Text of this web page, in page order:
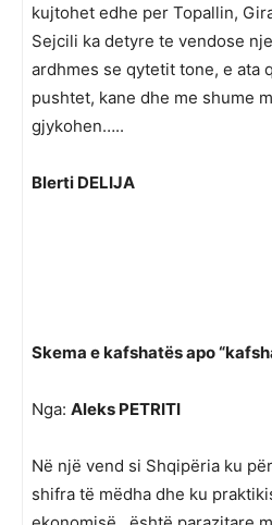
kujtohet edhe per Topallin,
Sejcili ka detyre te vendose
ardhmes se qytetit tone, e ata
pushtet, kane dhe me shume
gjykohen…..
Blerti DELIJA
Skema e kafshatës apo
Nga: Aleks PETRITI
Në një vend si Shqipëria ku
shifra të mëdha dhe ku